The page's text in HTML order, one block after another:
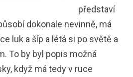
představí
dokonale nevinně, má
luk a šíp a létá si po světě a
To by byl popis možná
když má tedy v ruce